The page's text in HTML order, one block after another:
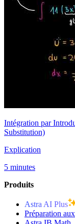
Intégration par
Substitution)
Explication
5 minutes
Produits
Astra AI Plus
Préparation